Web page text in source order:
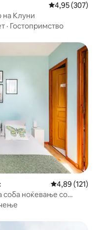
Просечна
4,95 (307)
на Клуни
· Гостопримство
Просечна
4,89 (121)
соба ноќевање со